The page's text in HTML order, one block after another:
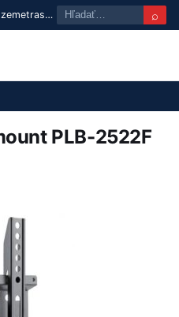
Filipíny zasiahlo silné zemetrasenie: Otrasy pocítili aj v Manile ⌕
PLB-2522F